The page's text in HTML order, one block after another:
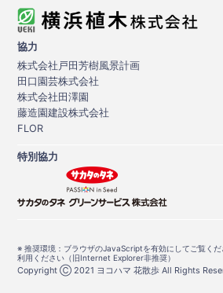
協力
株式会社戸田芳樹風景計画
田口園芸株式会社
株式会社田澤園
藤造園建設株式会社
FLOR
特別協力
※ 推奨環境：ブラウザのJavaScriptを有効にしてご覧く
利用ください（旧Internet Explorer非推奨）
Copyright Ⓒ 2021 ヨコハマ 花散歩 All Rights